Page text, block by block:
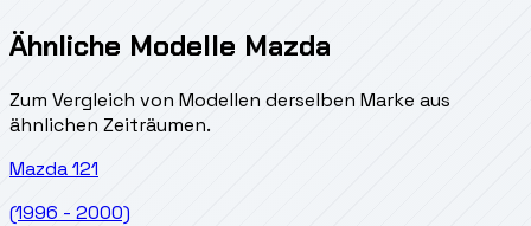
Ähnliche Modelle Mazda
Zum Vergleich von Modellen derselben Marke aus
ähnlichen Zeiträumen.
Mazda121
(1996 - 2000)